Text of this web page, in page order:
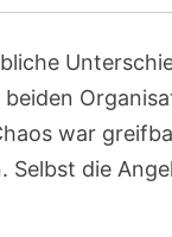
war
Selbst die